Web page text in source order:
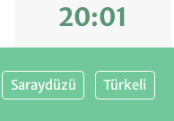
20:01
Saraydüzü Türkeli